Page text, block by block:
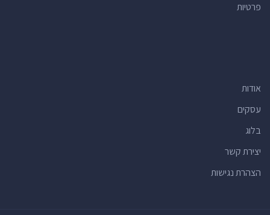
פרטיות
אודות
עסקים
בלוג
יצירת קשר
הצהרת נגישות